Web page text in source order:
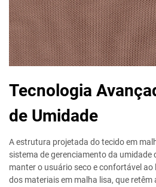
Tecnologia
de Umidade
A estrutura projetada do tecido em
sistema de gerenciamento da
manter o usuário seco e confortável
dos materiais em malha lisa, que retêm